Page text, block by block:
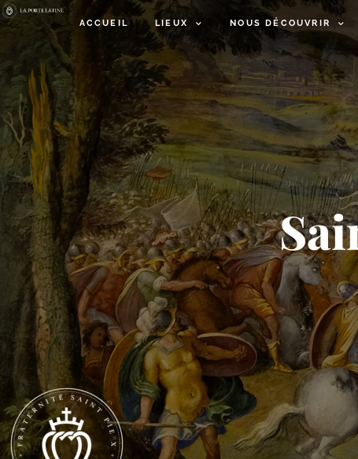
ACCUEIL LIEUX NOUS DÉCOUVRIR